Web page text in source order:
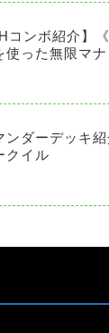
コンボ紹介】
使った無限マ
ンダーデッキ
クイル